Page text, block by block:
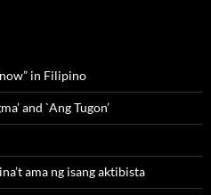
in Filipino
and `Ang Tugon’
ama ng isang aktibista